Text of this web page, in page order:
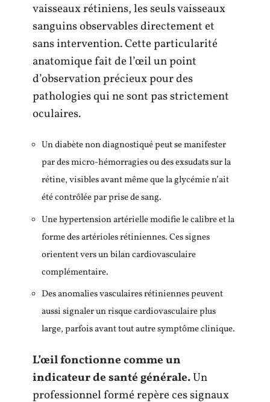
vaisseaux rétiniens, les seuls vaisseaux
sanguins observables directement et
sans intervention. Cette particularité
anatomique fait de l’œil un point
d’observation précieux pour des
pathologies qui ne sont pas strictement
oculaires.
Un diabète non diagnostiqué peut se manifester
par des micro-hémorragies ou des exsudats sur la
rétine, visibles avant même que la glycémie n’ait
été contrôlée par prise de sang.
Une hypertension artérielle modifie le calibre et la
forme des artérioles rétiniennes. Ces signes
orientent vers un bilan cardiovasculaire
complémentaire.
Des anomalies vasculaires rétiniennes peuvent
aussi signaler un risque cardiovasculaire plus
large, parfois avant tout autre symptôme clinique.
L’œil fonctionne comme un
indicateur de santé générale.Un
professionnel formé repère ces signaux